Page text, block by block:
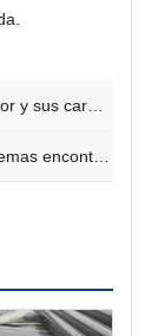
en la soldadura